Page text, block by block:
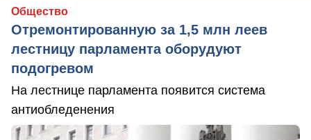
Общество
Отремонтированную за 1,5 млн леев
лестницу парламента оборудуют
подогревом
На лестнице парламента появится система
антиобледенения